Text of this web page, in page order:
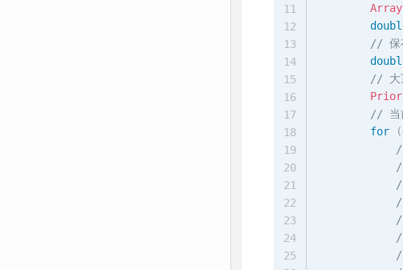
// 保
// 大
// 当
for
(
11
12
13
14
15
16
17
18
19
20
21
22
23
24
25